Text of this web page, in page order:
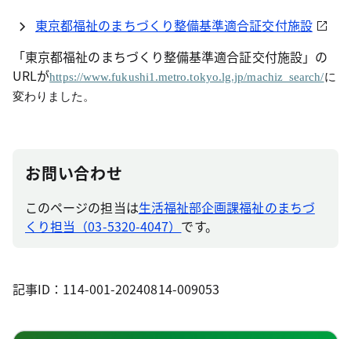
東京都福祉のまちづくり整備基準適合証交付施設
「東京都福祉のまちづくり整備基準適合証交付施設」の
URLがhttps://www.fukushi1.metro.tokyo.lg.jp/machiz_search/に
変わりました。
お問い合わせ
このページの担当は生活福祉部企画課福祉のまちづ
くり担当（03-5320-4047） です。
記事ID：114-001-20240814-009053